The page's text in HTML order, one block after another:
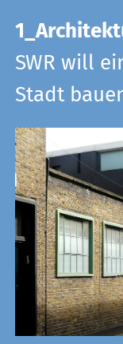
SWR will
Stadt